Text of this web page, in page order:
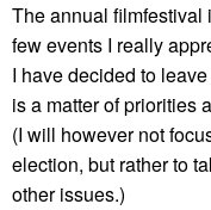
The annual filmfestival
few events I really
I have decided to
is a matter of priorities
(I will however not
election, but rather to
other issues.)